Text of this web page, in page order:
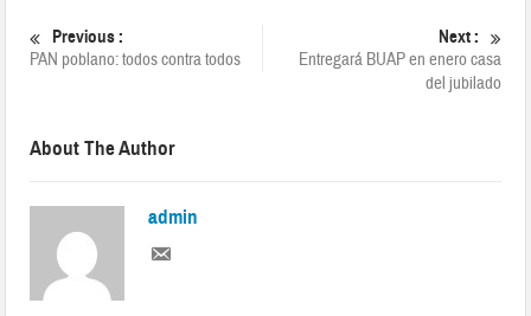
Previous :
PAN poblano: todos contra todos
Next :
Entregará BUAP en enero casa
del jubilado
About The Author
admin